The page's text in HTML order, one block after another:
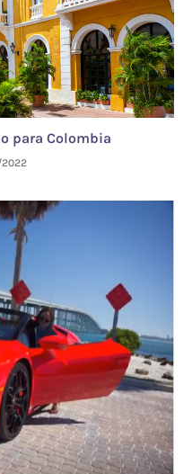
para Colombia